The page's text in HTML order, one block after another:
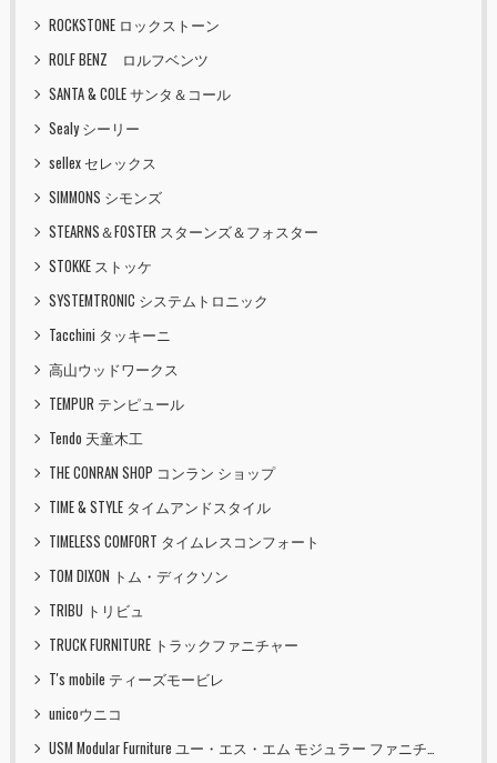
ROCKSTONE ロックストーン
ROLF BENZ ロルフベンツ
SANTA & COLE サンタ＆コール
Sealy シーリー
sellex セレックス
SIMMONS シモンズ
STEARNS＆FOSTER スターンズ＆フォスター
STOKKE ストッケ
SYSTEMTRONIC システムトロニック
Tacchini タッキーニ
高山ウッドワークス
TEMPUR テンピュール
Tendo 天童木工
THE CONRAN SHOP コンラン ショップ
TIME & STYLE タイムアンドスタイル
TIMELESS COMFORT タイムレスコンフォート
TOM DIXON トム・ディクソン
TRIBU トリビュ
TRUCK FURNITURE トラックファニチャー
T's mobile ティーズモービレ
unicoウニコ
USM Modular Furniture ユー・エス・エム モジュラー ファニチャー